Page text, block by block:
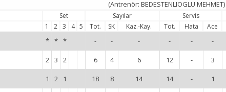
(Antrenör: BEDESTENLIOGLU MEHMET)
Set Sayılar Servis
1
2 3 4 5 Tot. SK Kaz.-Kay. Tot. Hata Ace
* * * - - - - - -
2 3 2 6 4 6 12 - 3
1 2 1 18 8 14 14 - 1